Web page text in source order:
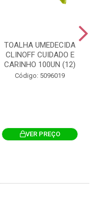
TOALHA UMEDECIDA
CLINOFF CUIDADO E
CARINHO 100UN (12)
Código: 5096019
VER PREÇO